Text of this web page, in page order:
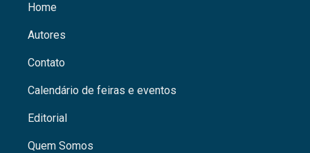
Home
Autores
Contato
Calendário de feiras e eventos
Editorial
Quem Somos